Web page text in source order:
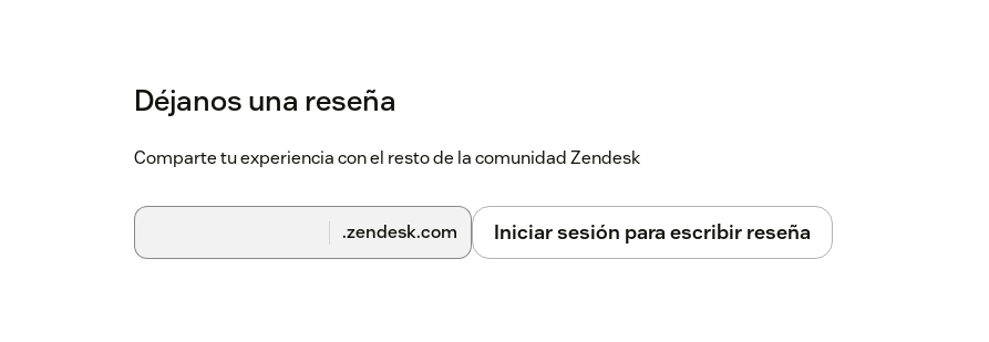
Déjanos una reseña
Comparte tu experiencia con el resto de la comunidad Zendesk
.zendesk.com Iniciar sesión para escribir reseña